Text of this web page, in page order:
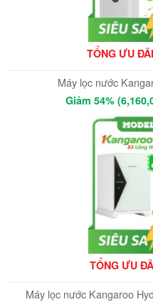
TỔNG ƯU
Máy lọc nước
Giảm 54%
TỔNG ƯU
Máy lọc nước Kangaroo